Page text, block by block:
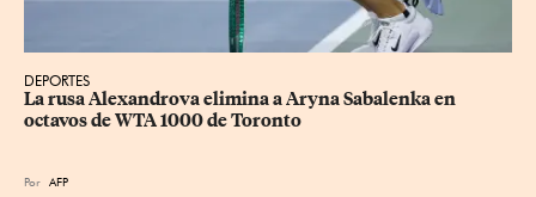
DEPORTES
La rusa Alexandrova elimina a Aryna Sabalenka en
octavos de WTA 1000 de Toronto
Por AFP